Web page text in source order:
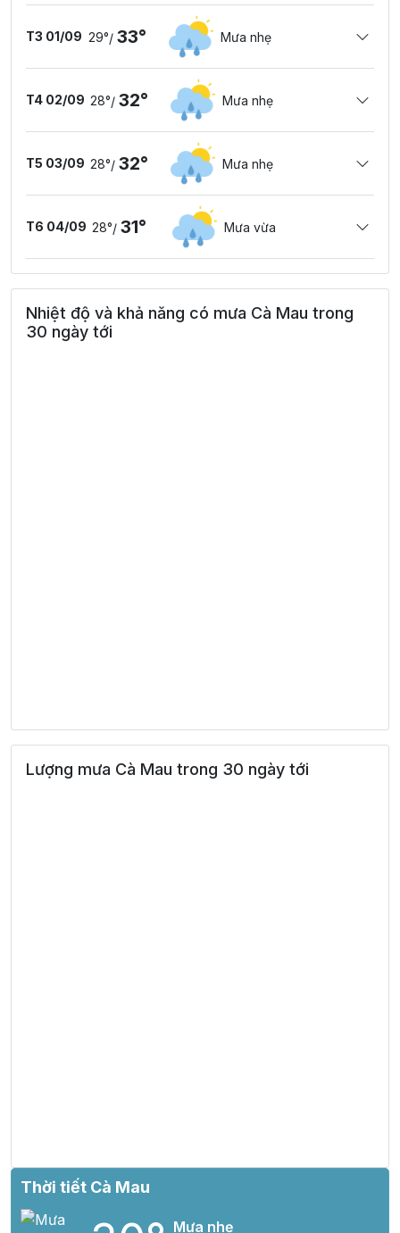
T3 01/09 29°/ 33° Mưa nhẹ
T4 02/09 28°/ 32° Mưa nhẹ
T5 03/09 28°/ 32° Mưa nhẹ
T6 04/09 28°/ 31° Mưa vừa
Nhiệt độ và khả năng có mưa Cà Mau trong
30 ngày tới
Lượng mưa Cà Mau trong 30 ngày tới
Thời tiết Cà Mau
Mưa nhẹ